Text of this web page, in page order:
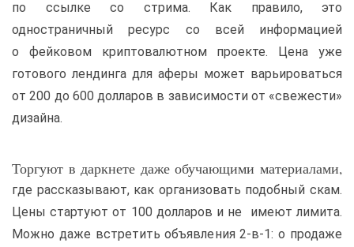
по ссылке со стрима. Как правило, это
одностраничный ресурс со всей информацией
о фейковом криптовалютном проекте. Цена уже
готового лендинга для аферы может варьироваться
от 200 до 600 долларов в зависимости от «свежести»
дизайна.
Торгуют в даркнете даже обучающими материалами,
где рассказывают, как организовать подобный скам.
Цены стартуют от 100 долларов и не имеют лимита.
Можно даже встретить объявления 2-в-1: о продаже